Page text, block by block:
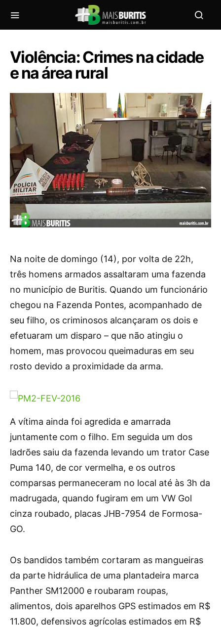
Violência: Crimes na cidade
e na área rural
Na noite de domingo (14), por volta de 22h,
três homens armados assaltaram uma fazenda
no município de Buritis. Quando um funcionário
chegou na Fazenda Pontes, acompanhado de
seu filho, os criminosos alcançaram os dois e
efetuaram um disparo – que não atingiu o
homem, mas provocou queimaduras em seu
rosto devido a proximidade da arma.
A vítima ainda foi agredida e amarrada
juntamente com o filho. Em seguida um dos
ladrões saiu da fazenda levando um trator Case
Puma 140, de cor vermelha, e os outros
comparsas permaneceram no local até às 3h da
madrugada, quando fugiram em um VW Gol
cinza roubado, placas JHB-7954 de Formosa-
GO.
Os bandidos também cortaram as mangueiras
da parte hidráulica de uma plantadeira marca
Panther SM12000 e roubaram roupas,
alimentos, dois aparelhos GPS estimados em R$
11.800, defensivos agrícolas estimados em R$